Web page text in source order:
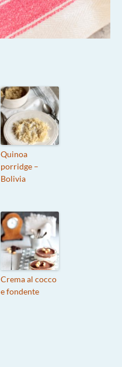
Quinoa
porridge –
Bolivia
Crema al cocco
e fondente